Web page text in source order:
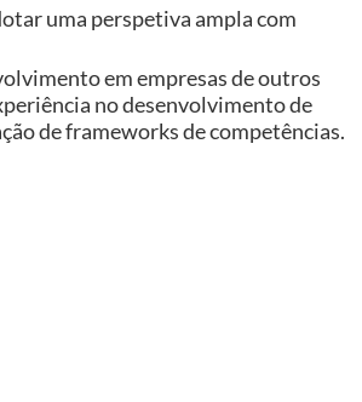
uma perspetiva ampla com
em empresas de outros
no desenvolvimento de
de frameworks de competências.